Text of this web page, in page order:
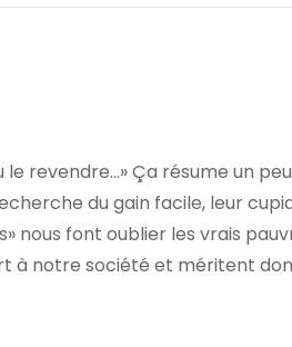
le revendre…» Ça résume un
du gain facile, leur
nous font oublier les vrais
à notre société et méritent